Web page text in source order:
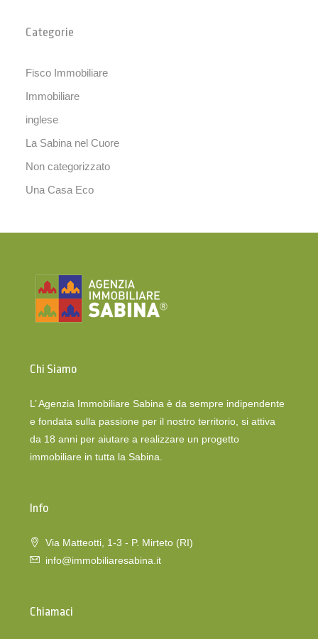
Categorie
Fisco Immobiliare
Immobiliare
inglese
La Sabina nel Cuore
Non categorizzato
Una Casa Eco
Chi Siamo
L’ Agenzia Immobiliare Sabina è da sempre indipendente
e fondata sulla passione per il nostro territorio, si attiva
da 18 anni per aiutare a realizzare un progetto
immobiliare in tutta la Sabina.
Info
Via Matteotti, 1-3 - P. Mirteto (RI)
info@immobiliaresabina.it
Chiamaci